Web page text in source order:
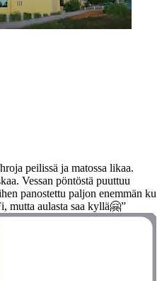
peilissä ja matossa likaa.
Vessan pöntöstä puuttuu
panostettu paljon enemmän ku
mutta aulasta saa kyllä🤗”